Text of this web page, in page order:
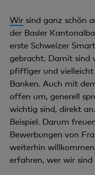
Wir sind ganz schön
der Basler
erste Schweizer
gebracht. Damit sind
pfiffiger und vielleicht
Banken. Auch mit
offen um, generell
wichtig sind, direkt
Beispiel. Darum
Bewerbungen von
weiterhin
erfahren, wer wir